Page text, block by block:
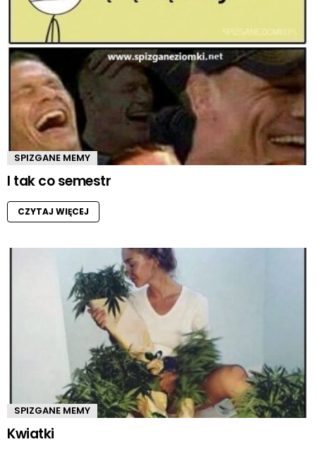
SPIZGANE MEMY
I tak co semestr
CZYTAJ WIĘCEJ
SPIZGANE MEMY
Kwiatki